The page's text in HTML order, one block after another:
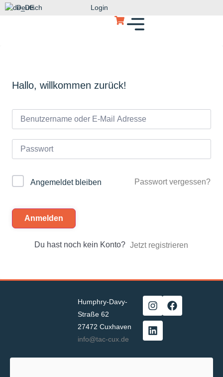
Deutsch Login
Hallo, willkommen zurück!
Angemeldet bleiben Passwort vergessen?
Anmelden
Du hast noch kein Konto? Jetzt registrieren
Humphry-Davy-
Straße 62
27472 Cuxhaven
info@tac-cux.de